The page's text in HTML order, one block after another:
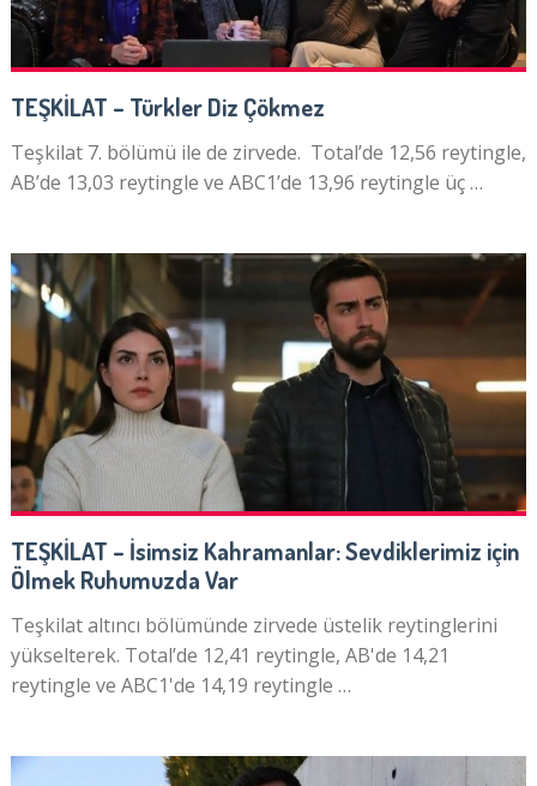
TEŞKİLAT – Türkler Diz Çökmez
Teşkilat 7. bölümü ile de zirvede. Total’de 12,56 reytingle,
AB’de 13,03 reytingle ve ABC1’de 13,96 reytingle üç …
TEŞKİLAT – İsimsiz Kahramanlar: Sevdiklerimiz için
Ölmek Ruhumuzda Var
Teşkilat altıncı bölümünde zirvede üstelik reytinglerini
yükselterek. Total’de 12,41 reytingle, AB'de 14,21
reytingle ve ABC1'de 14,19 reytingle …